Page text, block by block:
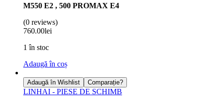
M550 E2 , 500 PROMAX E4
(0 reviews)
760.00lei
1 în stoc
Adaugă în coș
Adaugă în Wishlist Comparație?
LINHAI - PIESE DE SCHIMB